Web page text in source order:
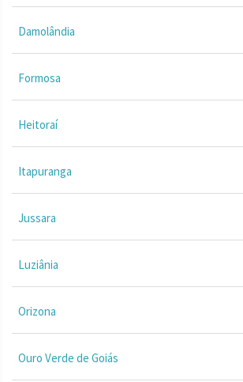
Damolândia
Formosa
Heitoraí
Itapuranga
Jussara
Luziânia
Orizona
Ouro Verde de Goiás